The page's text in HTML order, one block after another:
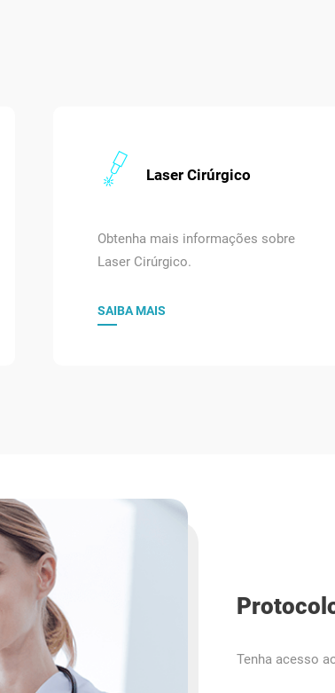
Laser Cirúrgico
Obtenha mais informações sobre
Laser Cirúrgico.
SAIBA MAIS
Tenha acesso